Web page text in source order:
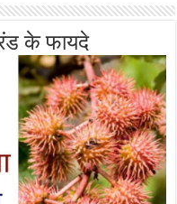
के फायदे